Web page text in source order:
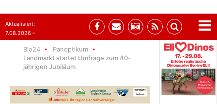
Aktualisiert:
7.08.2026 –
Blo24
Panoptikum
Landmarkt startet Umfrage zum 40-
jährigen Jubiläum